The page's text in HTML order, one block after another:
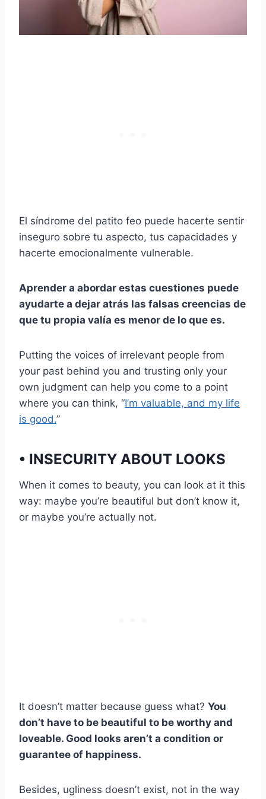
El síndrome del patito feo puede hacerte sentir
inseguro sobre tu aspecto, tus capacidades y
hacerte emocionalmente vulnerable.
Aprender a abordar estas cuestiones puede
ayudarte a dejar atrás las falsas creencias de
que tu propia valía es menor de lo que es.
Putting the voices of irrelevant people from
your past behind you and trusting only your
own judgment can help you come to a point
where you can think, “I’m valuable, and my life
is good.”
• INSECURITY ABOUT LOOKS
When it comes to beauty, you can look at it this
way: maybe you’re beautiful but don’t know it,
or maybe you’re actually not.
It doesn’t matter because guess what? You
don’t have to be beautiful to be worthy and
loveable. Good looks aren’t a condition or
guarantee of happiness.
Besides, ugliness doesn’t exist, not in the way